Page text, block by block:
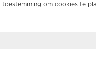
om cookies te